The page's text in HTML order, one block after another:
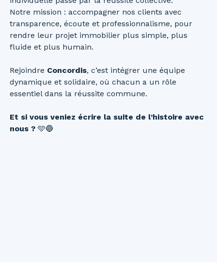
Notre mission : accompagner nos clients avec
transparence, écoute et professionnalisme, pour
rendre leur projet immobilier plus simple, plus
fluide et plus humain.
Rejoindre Concordis, c’est intégrer une équipe
dynamique et solidaire, où chacun a un rôle
essentiel dans la réussite commune.
Et si vous veniez écrire la suite de l’histoire avec
nous ? 🩵🔵